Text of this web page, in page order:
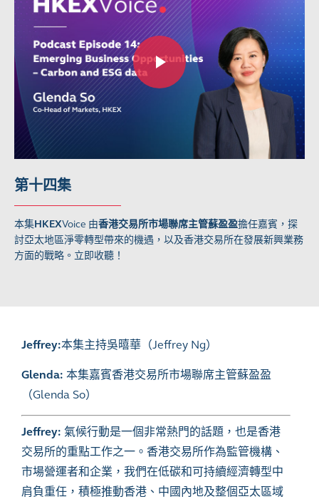
第十四集
本集HKEXVoice 由香港交易所市場聯席主管蘇盈盈擔任嘉賓，探
討亞太地區淨零轉型帶來的機遇，以及香港交易所在發展新興業務
方面的戰略。立即收聽！
Jeffrey:本集主持吳暿華（Jeffrey Ng）
Glenda: 本集嘉賓香港交易所市場聯席主管蘇盈盈
（Glenda So）
Jeffrey: 氣候行動是一個非常熱門的話題，也是香港
交易所的重點工作之一。香港交易所作為監管機構、
市場營運者和企業，我們在低碳和可持續經濟轉型中
肩負重任，積極推動香港、中國內地及整個亞太區域